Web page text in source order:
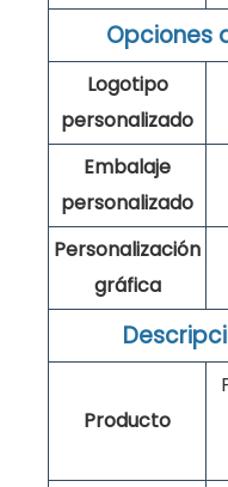
Opciones
Logotipo
personalizado
Embalaje
personalizado
Personalización
gráfica
Producto